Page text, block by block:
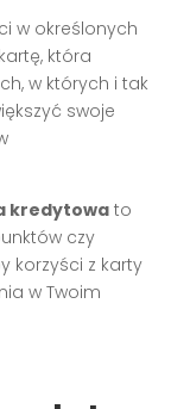
w określonych
która
w których i tak
swoje
kredytowa to
czy
korzyści z karty
w Twoim